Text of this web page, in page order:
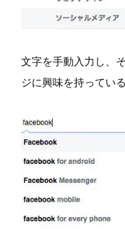
文字を手動入力し、
ジに興味を持ってい